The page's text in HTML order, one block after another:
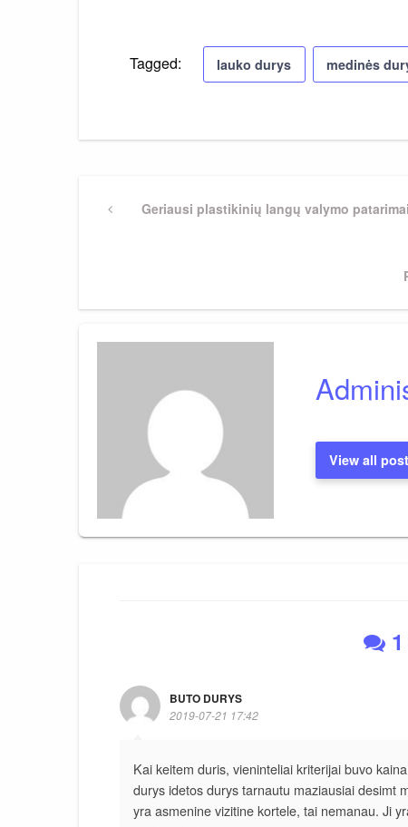
Tagged: lauko durys medinės
Navigacija
įrašų
PreviousGeriausi plastikinių langų valymo patarimai
View all
BUTO DURYS
2019-07-21 17:42
Kai keitem duris, vieninteliai kriterijai buvo
durys idetos durys tarnautu maziausiai desimt
yra asmenine vizitine kortele, tai nemanau. Ji